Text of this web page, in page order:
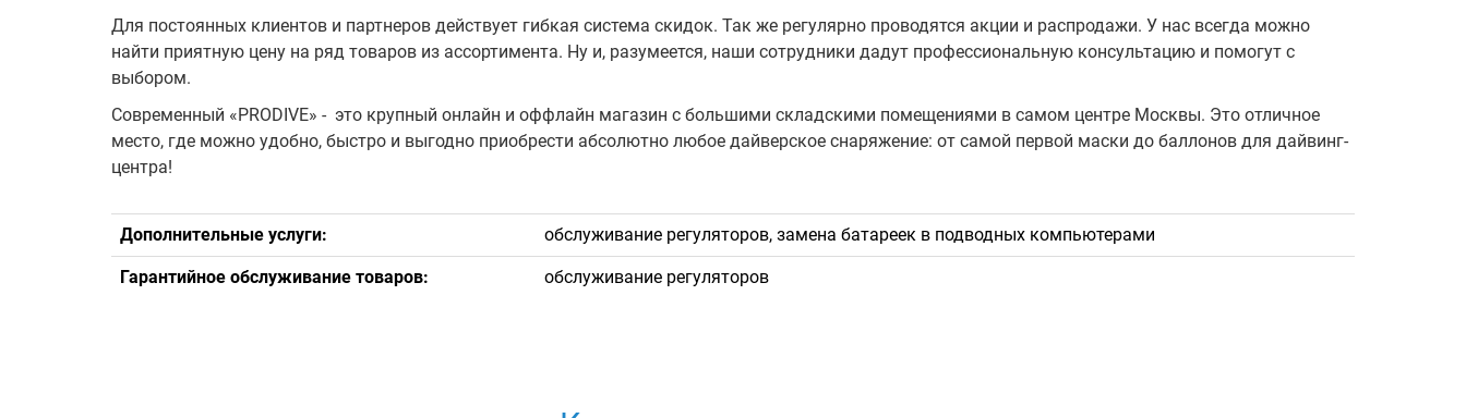
Для постоянных клиентов и партнеров действует гибкая система скидок. Так же регулярно проводятся акции и распродажи. У нас всегда можно
найти приятную цену на ряд товаров из ассортимента. Ну и, разумеется, наши сотрудники дадут профессиональную консультацию и помогут с
выбором.
Современный «PRODIVE» - это крупный онлайн и оффлайн магазин с большими складскими помещениями в самом центре Москвы. Это отличное
место, где можно удобно, быстро и выгодно приобрести абсолютно любое дайверское снаряжение: от самой первой маски до баллонов для дайвинг-
центра!
Дополнительные услуги: обслуживание регуляторов, замена батареек в подводных компьютерами
Гарантийное обслуживание товаров: обслуживание регуляторов